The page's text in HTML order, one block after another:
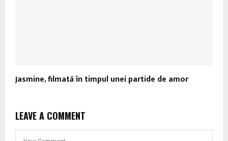
Jasmine, filmată în timpul unei partide de amor
LEAVE A COMMENT